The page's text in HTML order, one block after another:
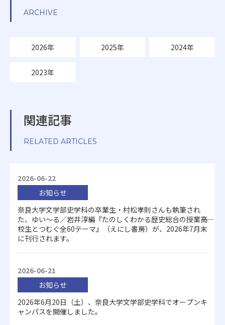
ARCHIVE
2026年 2025年 2024年
2023年
関連記事
RELATED ARTICLES
2026-06-22
お知らせ
奈良大学文学部史学科の卒業生・村松孝則さんも執筆され
た、ゆい～る／岩井淳編『たのしくわかる歴史総合の授業――高
校生とつむぐ全60テーマ』（えにし書房）が、2026年7月末
に刊行されます。
2026-06-21
お知らせ
2026年6月20日（土）、奈良大学文学部史学科でオープンキ
ャンパスを開催しました。